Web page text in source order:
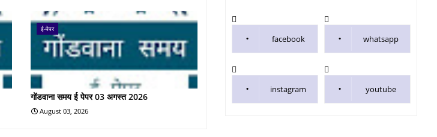
ई-पेपर
गोंडवाना समय ई पेपर 03 अगस्त 2026
August 03, 2026
facebook whatsapp
instagram youtube